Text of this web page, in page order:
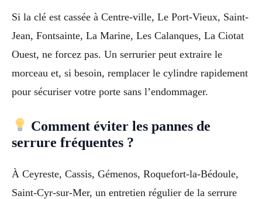
Si la clé est cassée à Centre-ville, Le Port-Vieux, Saint-
Jean, Fontsainte, La Marine, Les Calanques, La Ciotat
Ouest, ne forcez pas. Un serrurier peut extraire le
morceau et, si besoin, remplacer le cylindre rapidement
pour sécuriser votre porte sans l’endommager.
Comment éviter les pannes de
serrure fréquentes ?
À Ceyreste, Cassis, Gémenos, Roquefort-la-Bédoule,
Saint-Cyr-sur-Mer, un entretien régulier de la serrure